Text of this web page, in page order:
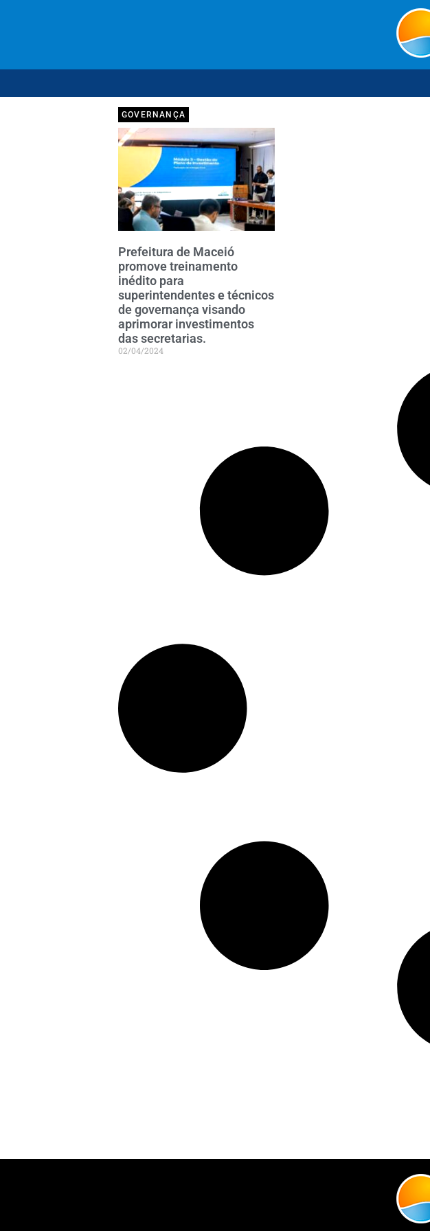
GOVERNANÇA
Prefeitura de Maceió
promove treinamento
inédito para
superintendentes e técnicos
de governança visando
aprimorar investimentos
das secretarias.
02/04/2024